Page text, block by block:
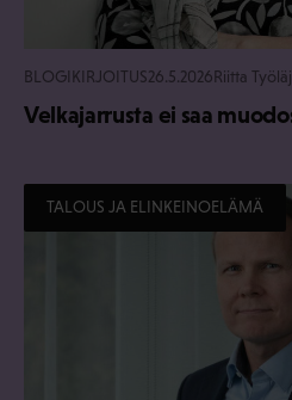
BLOGIKIRJOITUS26.5.2026Riitta
Velkajarrusta ei saa
TALOUS JA ELINKEINOELÄMÄ